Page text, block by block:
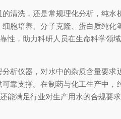
洗，还是常规理化分析，纯水
胞培养、分子克隆、蛋白质纯
，助力科研人员在生命科学领域
仪器，对水中的杂质含量要求
靠支撑。在制药与化工生产中
满足行业对生产用水的合规要